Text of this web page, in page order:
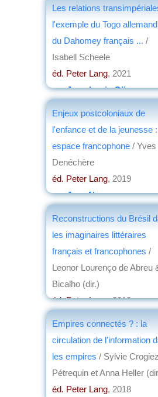
Les relations
l'exemple du Togo
du Dahomey français ... /
Isabell Scheele
éd. Peter Lang, 2021
parJean-Louis Oliver
Enjeux postcoloniaux de
l'enfance et de la jeunesse :
espace francophone / Yves
Denéchère
éd. Peter Lang, 2019
parJean Nemo
Reconstructions du Brésil
les imaginaires littéraires
français et francophones /
Leonor Lourenço de Abreu
Bicalho (dir.)
éd. Peter Lang, 2018
Empires connectés ? : la
circulation de l'information
les empires / Sylvie
Pétrequin et Anna Heller
éd. Peter Lang, 2018